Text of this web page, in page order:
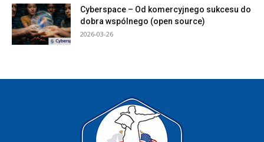
Cyberspace – Od komercyjnego sukcesu do
dobra wspólnego (open source)
2026-03-26